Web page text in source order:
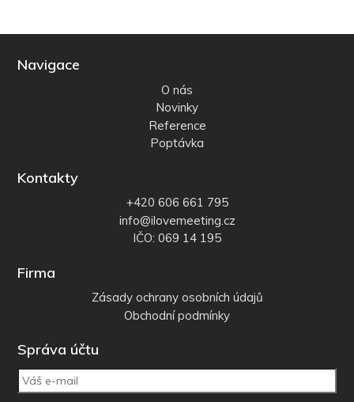
Navigace
O nás
Novinky
Reference
Poptávka
Kontakty
+420 606 661 795
info@ilovemeeting.cz
IČO: 069 14 195
Firma
Zásady ochrany osobních údajů
Obchodní podmínky
Správa účtu